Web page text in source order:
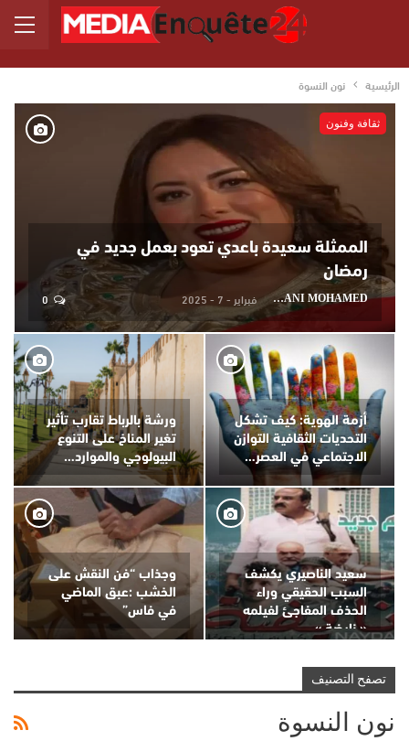
الرئيسية نون النسوة
ثقافة وفنون
الممثلة سعيدة باعدي تعود بعمل جديد في
رمضان
AYDANI MOHAMED فبراير - 7 - 2025 0
أزمة الهوية: كيف تشكل
التحديات الثقافية التوازن
الاجتماعي في العصر…
ورشة بالرباط تقارب تأثير
تغير المناخ على التنوع
البيولوجي والموارد…
سعيد الناصيري يكشف
السبب الحقيقي وراء
الحذف المفاجئ لفيلمه
« نايضة »
وجذاب “فن النقش على
الخشب :عبق الماضي
في فاس”
تصفح التصنيف
نون النسوة